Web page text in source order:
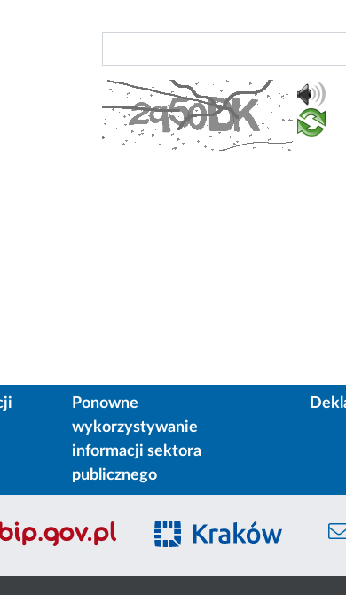
Ponowne
wykorzystywanie
informacji sektora
publicznego